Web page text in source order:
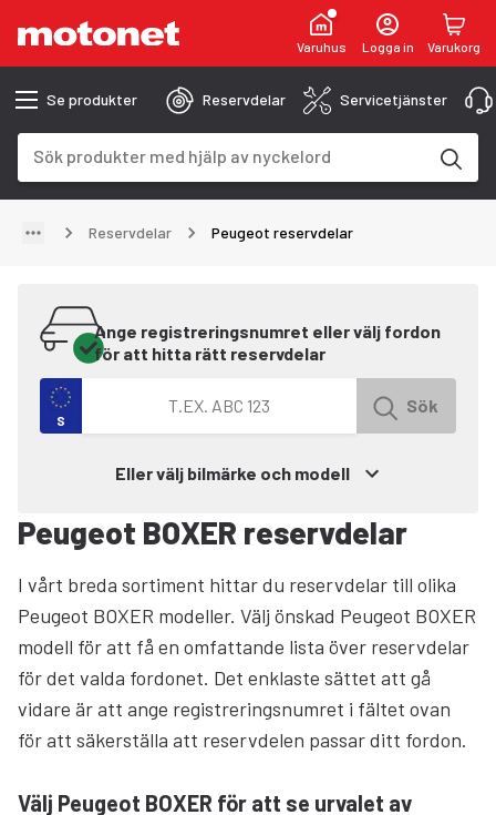
Varuhus Logga in Varukorg
Se produkter Reservdelar Servicetjänster
Reservdelar Peugeot reservdelar
Ange registreringsnumret eller välj fordon
för att hitta rätt reservdelar
S
Sök efter fordon med registreringsnummer
Sök
Eller välj bilmärke och modell
Peugeot BOXER reservdelar
I vårt breda sortiment hittar du reservdelar till olika
Peugeot BOXER modeller. Välj önskad Peugeot BOXER
modell för att få en omfattande lista över reservdelar
för det valda fordonet. Det enklaste sättet att gå
vidare är att ange registreringsnumret i fältet ovan
för att säkerställa att reservdelen passar ditt fordon.
Välj Peugeot BOXER för att se urvalet av